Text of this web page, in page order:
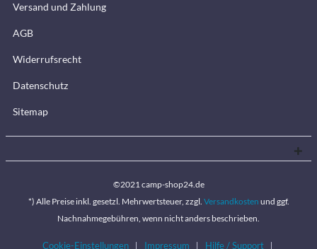
Versand und Zahlung
AGB
Widerrufsrecht
Datenschutz
Sitemap
©2021 camp-shop24.de
*) Alle Preise inkl. gesetzl. Mehrwertsteuer, zzgl. Versandkosten und ggf.
Nachnahmegebühren, wenn nicht anders beschrieben.
Cookie-Einstellungen Impressum Hilfe / Support